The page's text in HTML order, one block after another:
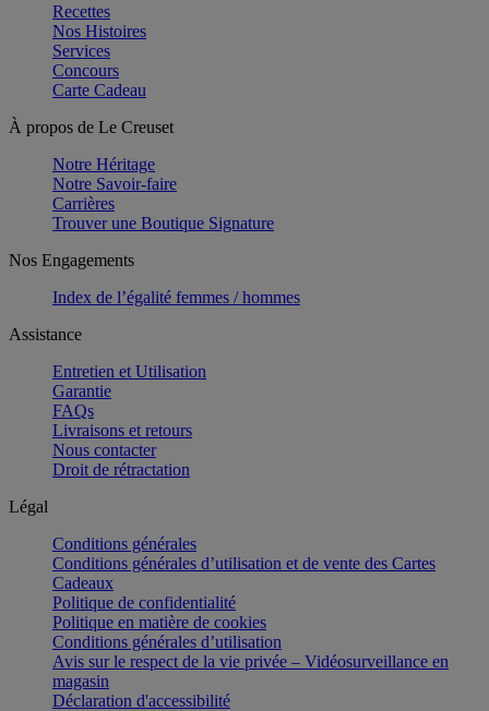
Recettes
Nos Histoires
Services
Concours
Carte Cadeau
À propos de Le Creuset
Notre Héritage
Notre Savoir-faire
Carrières
Trouver une Boutique Signature
Nos Engagements
Index de l’égalité femmes / hommes
Assistance
Entretien et Utilisation
Garantie
FAQs
Livraisons et retours
Nous contacter
Droit de rétractation
Légal
Conditions générales
Conditions générales d’utilisation et de vente des Cartes
Cadeaux
Politique de confidentialité
Politique en matière de cookies
Conditions générales d’utilisation
Avis sur le respect de la vie privée – Vidéosurveillance en
magasin
Déclaration d'accessibilité